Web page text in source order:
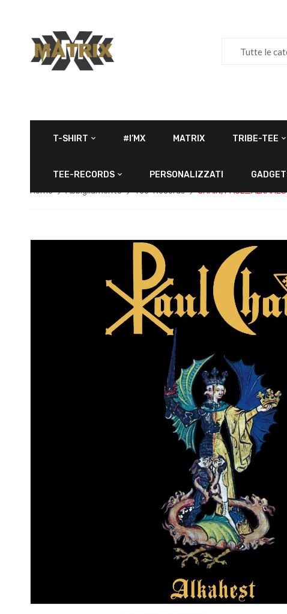
Tutte le
T-SHIRT #I’MX MATRIX TRIBE-TEE
TEE-RECORDS PERSONALIZZATI
Home Abbigliamento Tee-Records CHAIN,